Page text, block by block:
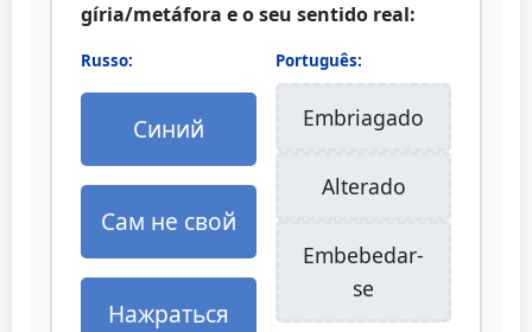
gíria/metáfora e o seu sentido real:
Russo:
Синий
Сам не свой
Нажраться
Português:
Embriagado
Alterado
Embebedar-
se